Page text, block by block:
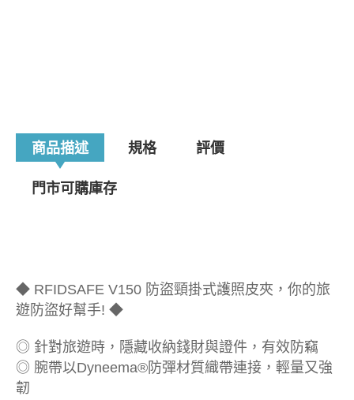
商品描述 規格 評價
門市可購庫存
◆ RFIDSAFE V150 防盜頸掛式護照皮夾，你的旅
遊防盜好幫手! ◆
◎ 針對旅遊時，隱藏收納錢財與證件，有效防竊
◎ 腕帶以Dyneema®防彈材質織帶連接，輕量又強
韌